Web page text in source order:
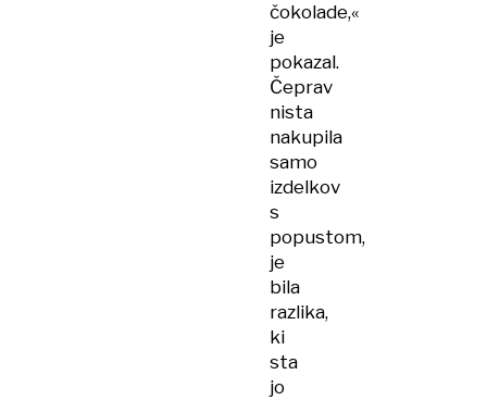
čokolade,«
je
pokazal.
Čeprav
nista
nakupila
samo
izdelkov
s
popustom,
je
bila
razlika,
ki
sta
jo